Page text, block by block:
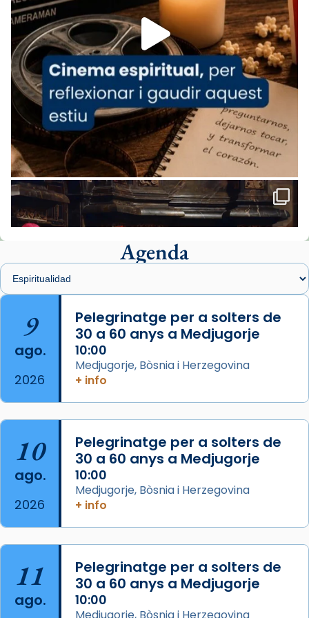
Foto
View on Facebook · Share
Arquebisbat de Barcelona
2 weeks ago
«Avui les santes Juliana i Semproniana ens
ajuden a alçar la mirada»
Mons. Sergi Gordo, bisbe de Tortosa, ha
presidit aquest 27 de juliol la missa de Les
Santes de Mataró.
🔗tinyurl.com/cvu5jmbk
📸 J. Merino
de Barcelona.
2 weeks ago
Aquest dilluns, 27 de juliol, ha tingut lloc la
missa d’acció de gràcies en agraïment al
comitè organitzador de la visita apostòlica
del Sant Pare Lleó XIV a Barcelona, i als
col·laboradors, a la Catedral de Barcelona.
L’arquebisbe de Barcelona, el cardenal Joan
Josep Omella, ha presidit la missa i l’ha
concelebrat el bisbe auxiliar de Barcelona,
Mons. David Abadías.
📸 Dr. G. Simón
Foto
View on Facebook · Share
Arquebisbat de Barcelona
Agenda
9
ago.
2026
Pelegrinatge per a solters de
30 a 60 anys a Medjugorje
10:00
Medjugorje, Bòsnia i Herzegovina
+ info
10
ago.
2026
Pelegrinatge per a solters de
30 a 60 anys a Medjugorje
10:00
Medjugorje, Bòsnia i Herzegovina
+ info
11
ago.
Pelegrinatge per a solters de
30 a 60 anys a Medjugorje
10:00